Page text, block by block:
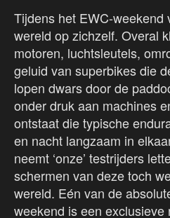
Tijdens het EWC-weekend
wereld op zichzelf. Overal
motoren, luchtsleutels,
geluid van superbikes die
lopen dwars door de
onder druk aan machines
ontstaat die typische
en nacht langzaam in
neemt ‘onze’ testrijders
schermen van deze toch
wereld. Eén van de
weekend is een